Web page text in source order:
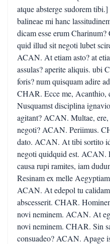
atque absterge sudorem
balineae mi hanc
dicam esse erum
quid illud sit negoti lubet
ACAN. At etiam asto? at
assulas? aperite aliquis. ubi
foris? num quisquam adire
CHAR. Ecce me, Acanthio,
Nusquamst disciplina
agitant? ACAN. Multae,
negoti? ACAN. Periimus.
dato. ACAN. At tibi sortito
negoti quidquid est. ACAN.
causa rupi ramites, iam
Resinam ex melle
ACAN. At edepol tu
abscesserit. CHAR.
novi neminem. ACAN. At
novi neminem. CHAR. Sin
consuadeo? ACAN. Apage